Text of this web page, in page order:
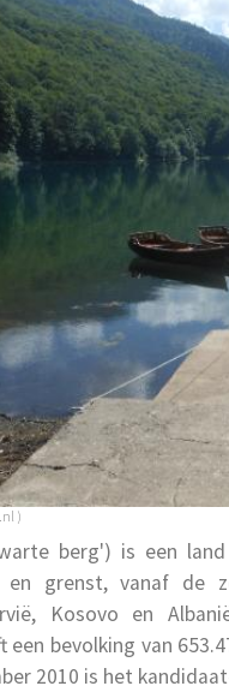
)
berg') is een
en grenst, vanaf de
Kosovo en
een bevolking van
2010 is het